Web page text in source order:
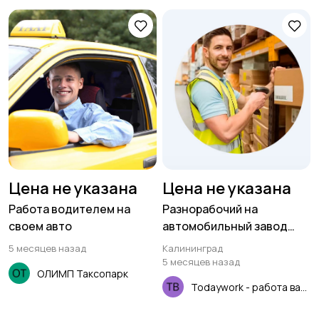
Цена не указана
Работа водителем на
своем авто
5 месяцев назад
ОЛИМП Таксопарк
Цена не указана
Разнорабочий на
автомобильный завод
(вахта для РФ)
Калининград
5 месяцев назад